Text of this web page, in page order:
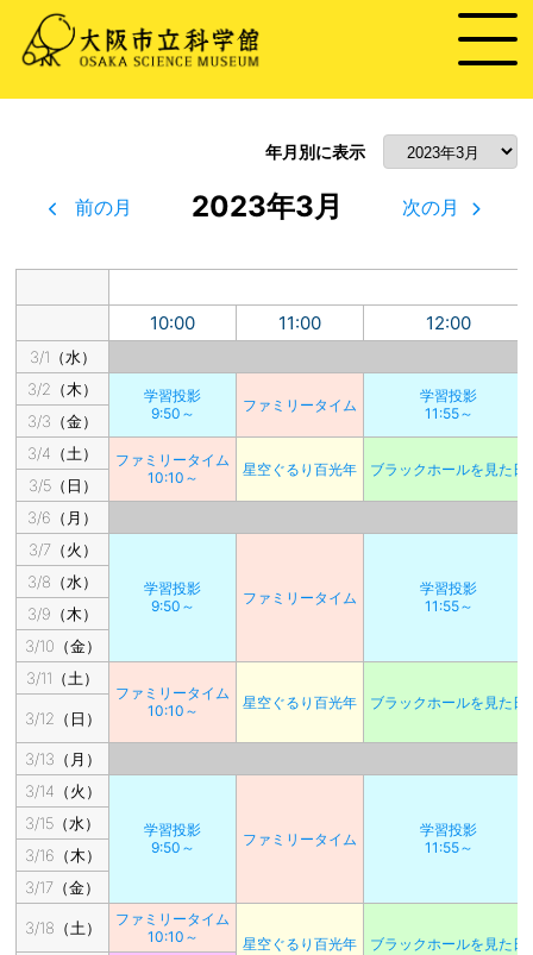
年月別に表示
前の月 2023年3月 次の月
10:00 11:00 12:00
3/1（水）
3/2（木）
学習投影
9:50～
ファミリータイム
学習投影
11:55～
3/3（金）
3/4（土）
ファミリータイム
10:10～
星空ぐるり百光年 ブラックホールを見た日
3/5（日）
3/6（月）
3/7（火）
学習投影
9:50～
ファミリータイム
学習投影
11:55～
3/8（水）
3/9（木）
3/10（金）
3/11（土）
ファミリータイム
10:10～
星空ぐるり百光年 ブラックホールを見た日
3/12（日）
3/13（月）
3/14（火）
学習投影
9:50～
ファミリータイム
学習投影
11:55～
3/15（水）
3/16（木）
3/17（金）
3/18（土）
ファミリータイム
10:10～
星空ぐるり百光年 ブラックホールを見た日